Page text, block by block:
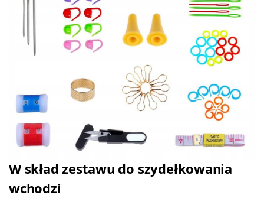
W skład zestawu do szydełkowania
wchodzi